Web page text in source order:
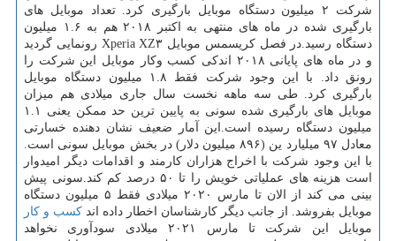
شركت ۲ میلیون دستگاه موبایل بارگیری كرد. تعداد موبایل های
بارگیری شده در ماه های منتهی به اكتبر ۲۰۱۸ هم به ۱.۶ میلیون
دستگاه رسید.در فصل كریسمس موبایل Xperia XZ۳ رونمایی گردید
و در ماه های پایانی ۲۰۱۸ اندكی كسب وكار موبایل این شركت را
رونق داد. با این وجود شركت فقط ۱.۸ میلیون دستگاه موبایل
بارگیری كرد. طی سه ماهه نخست سال جاری میلادی هم میزان
موبایل های بارگیری شده سونی به پایین ترین حد ممكن یعنی ۱.۱
میلیون دستگاه رسیده است.این آمار ضعیف نشان دهنده خسارتی
معادل ۹۷ میلیارد ین (۸۹۶ میلیون دلار) در بخش موبایل سونی است.
با این وجود شركت با اخراج هزاران كارمند و اقدامات دیگر امیدوار
است هزینه های عملیاتی خویش را تا ۵۰ درصد كم كند.سونی پیش
بینی می كند از الان تا مارس ۲۰۲۰ میلادی فقط ۵ میلیون دستگاه
موبایل بفروشد. از جانب دیگر كارشناسان اخطار داده اند كسب و كار
موبایل این شركت تا مارس ۲۰۲۱ میلادی سودآوری نخواهد